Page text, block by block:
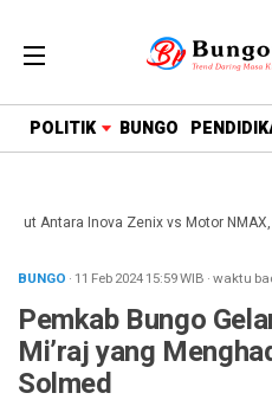
f08c47fec0942fa0
POLITIK BUNGO
Antara Inova Zenix vs Motor NMAX,
BUNGO · 11 Feb 202415:59WIB ·waktu
Pemkab Bungo
Mi’raj yang
Solmed